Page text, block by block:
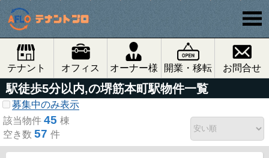
テナント オフィス オーナー様 開業・移転 お問合せ
駅徒歩5分以内,の堺筋本町駅物件一覧
募集中のみ表示
該当物件 45 棟
空き数 57 件